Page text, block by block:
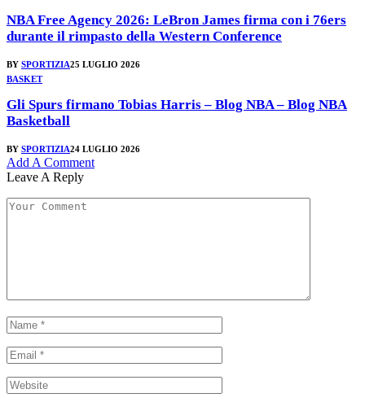
NBA Free Agency 2026: LeBron James firma con i 76ers
durante il rimpasto della Western Conference
BY SPORTIZIA25 LUGLIO 2026
BASKET
Gli Spurs firmano Tobias Harris – Blog NBA – Blog NBA
Basketball
BY SPORTIZIA24 LUGLIO 2026
Add A Comment
Leave A Reply